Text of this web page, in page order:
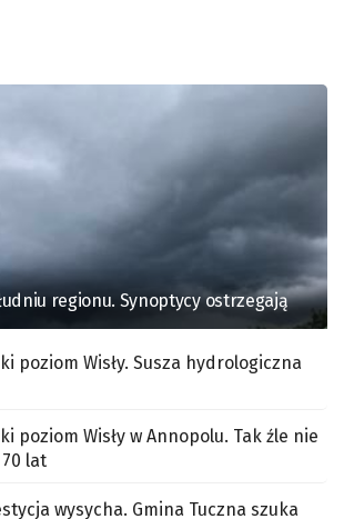
regionu. Synoptycy ostrzegają
poziom Wisły. Susza hydrologiczna
poziom Wisły w Annopolu. Tak źle nie
lat
wysycha. Gmina Tuczna szuka